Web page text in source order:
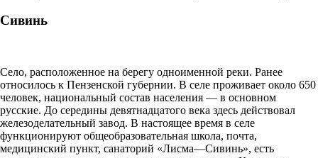
Сивинь
Село, расположенное на берегу одноименной реки. Ранее
относилось к Пензенской губернии. В селе проживает около 650
человек, национальный состав населения — в основном
русские. До середины девятнадцатого века здесь действовал
железоделательный завод. В настоящее время в селе
функционируют общеобразовательная школа, почта,
медицинский пункт, санаторий «Лисма—Сивинь», есть